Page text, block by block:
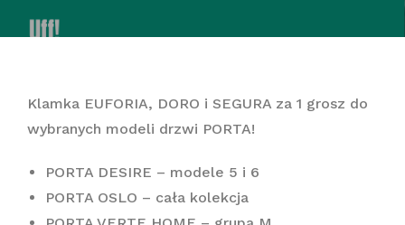
Klamka EUFORIA, DORO i SEGURA za 1 grosz do
wybranych modeli drzwi PORTA!
PORTA DESIRE – modele 5 i 6
PORTA OSLO – cała kolekcja